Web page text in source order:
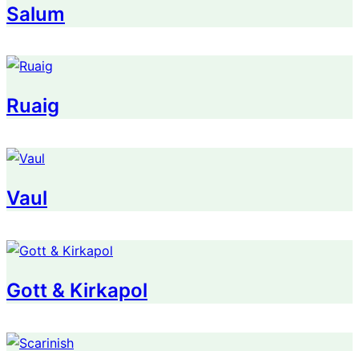
Salum
Ruaig
Vaul
Gott & Kirkapol